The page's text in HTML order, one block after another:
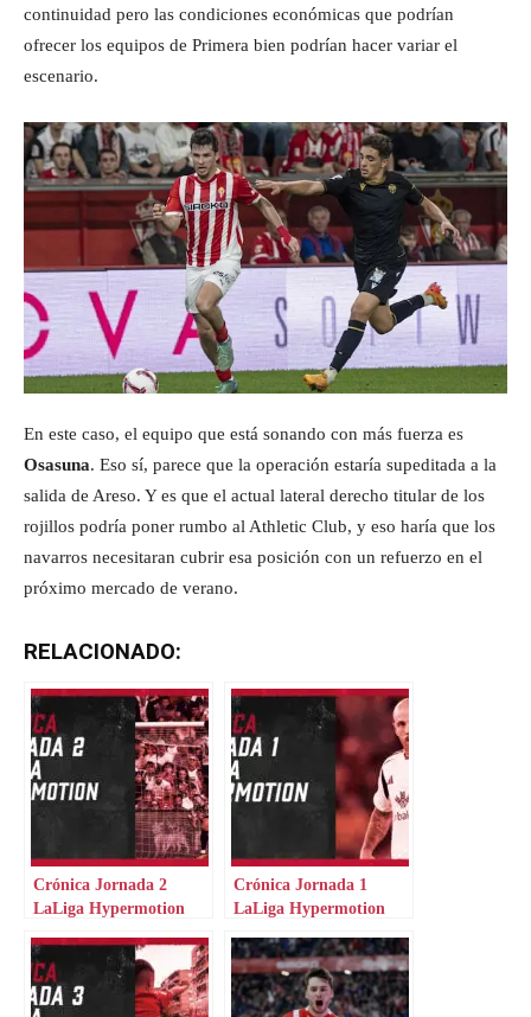
continuidad pero las condiciones económicas que podrían
ofrecer los equipos de Primera bien podrían hacer variar el
escenario.
En este caso, el equipo que está sonando con más fuerza es
Osasuna. Eso sí, parece que la operación estaría supeditada a la
salida de Areso. Y es que el actual lateral derecho titular de los
rojillos podría poner rumbo al Athletic Club, y eso haría que los
navarros necesitaran cubrir esa posición con un refuerzo en el
próximo mercado de verano.
RELACIONADO:
Crónica Jornada 2
LaLiga Hypermotion
Crónica Jornada 1
LaLiga Hypermotion